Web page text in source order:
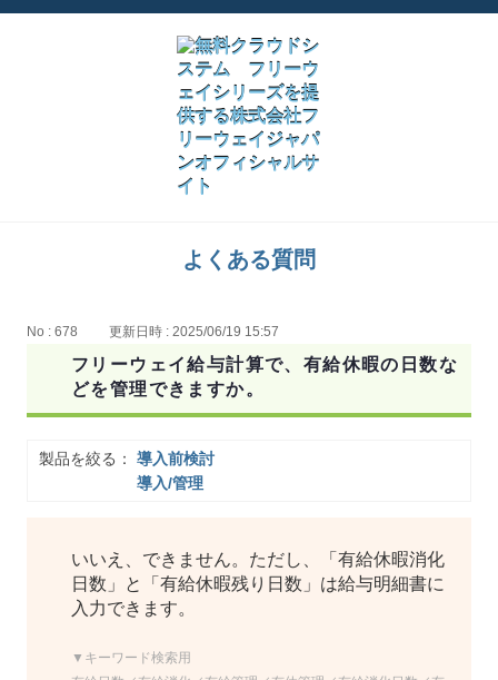
よくある質問
No : 678 更新日時 : 2025/06/19 15:57
フリーウェイ給与計算で、有給休暇の日数な
どを管理できますか。
製品を絞る：
導入前検討
導入/管理
いいえ、できません。ただし、「有給休暇消化
日数」と「有給休暇残り日数」は給与明細書に
入力できます。
▼キーワード検索用